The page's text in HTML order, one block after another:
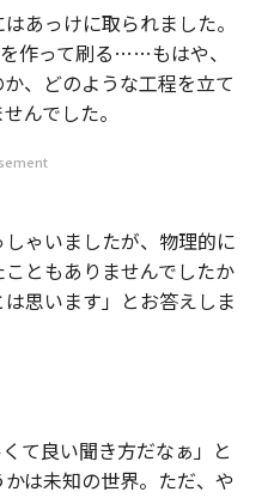
あっけに取られました。
作って刷る……もはや、
、どのような工程を立て
んでした。
ゃいましたが、物理的に
ともありませんでしたか
思います」とお答えしま
て良い聞き方だなぁ」と
は未知の世界。ただ、や